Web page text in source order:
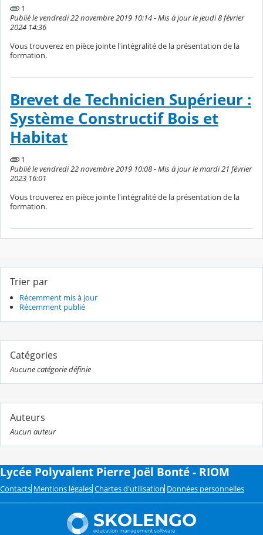
1
Publié le vendredi 22 novembre 2019 10:14 - Mis à jour le jeudi 8 février
2024 14:36
Vous trouverez en pièce jointe l'intégralité de la présentation de la
formation.
Brevet de Technicien Supérieur :
Système Constructif Bois et
Habitat
1
Publié le vendredi 22 novembre 2019 10:08 - Mis à jour le mardi 21 février
2023 16:01
Vous trouverez en pièce jointe l'intégralité de la présentation de la
formation.
Trier par
Récemment mis à jour
Récemment publié
Catégories
Aucune catégorie définie
Auteurs
Aucun auteur
Lycée Polyvalent Pierre Joël Bonté - RIOM
Contacts Mentions légales Chartes d'utilisation Données personnelles